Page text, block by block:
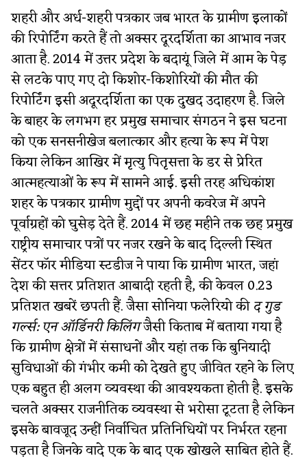
शहरी और अर्ध-शहरी पत्रकार जब भारत के ग्रामीण इलाकों
की रिपोर्टिंग करते हैं तो अक्सर दूरदर्शिता का आभाव नजर
आता है. 2014 में उत्तर प्रदेश के बदायूं जिले में आम के पेड़
से लटके पाए गए दो किशोर-किशोरियों की मौत की
रिपोर्टिंग इसी अदूरदर्शिता का एक दुखद उदाहरण है. जिले
के बाहर के लगभग हर प्रमुख समाचार संगठन ने इस घटना
को एक सनसनीखेज बलात्कार और हत्या के रूप में पेश
किया लेकिन आखिर में मृत्यु पितृसत्ता के डर से प्रेरित
आत्महत्याओं के रूप में सामने आई. इसी तरह अधिकांश
शहर के पत्रकार ग्रामीण मुद्दों पर अपनी कवरेज में अपने
पूर्वाग्रहों को घुसेड़ देते हैं. 2014 में छह महीने तक छह प्रमुख
राष्ट्रीय समाचार पत्रों पर नजर रखने के बाद दिल्ली स्थित
सेंटर फॉर मीडिया स्टडीज ने पाया कि ग्रामीण भारत, जहां
देश की सत्तर प्रतिशत आबादी रहती है, की केवल 0.23
प्रतिशत खबरें छपती हैं. जैसा सोनिया फलेरियो कीद गुड
गर्ल्स: एन ऑर्डिनरी किलिंगजैसी किताब में बताया गया है
कि ग्रामीण क्षेत्रों में संसाधनों और यहां तक ​​कि बुनियादी
सुविधाओं की गंभीर कमी को देखते हुए जीवित रहने के लिए
एक बहुत ही अलग व्यवस्था की आवश्यकता होती है. इसके
चलते अक्सर राजनीतिक व्यवस्था से भरोसा टूटता है लेकिन
इसके बावजूद उन्हीं निर्वाचित प्रतिनिधियों पर निर्भरत रहना
पड़ता है जिनके वादे एक के बाद एक खोखले साबित होते हैं.